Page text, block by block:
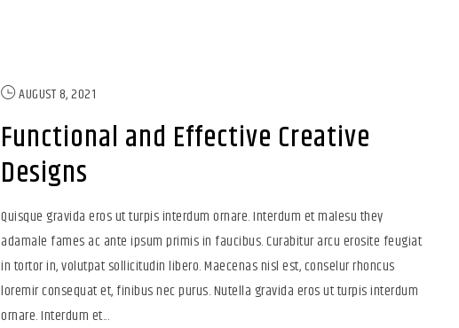
AUGUST 8, 2021
Functional and Effective Creative
Designs
Quisque gravida eros ut turpis interdum ornare. Interdum et malesu they
adamale fames ac ante ipsum primis in faucibus. Curabitur arcu erosite feugiat
in tortor in, volutpat sollicitudin libero. Maecenas nisl est, conselur rhoncus
loremir consequat et, finibus nec purus. Nutella gravida eros ut turpis interdum
ornare. Interdum et...